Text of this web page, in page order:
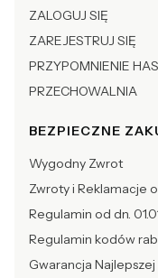
ZALOGUJ SIĘ
ZAREJESTRUJ SIĘ
PRZYPOMNIENIE
PRZECHOWALNIA
BEZPIECZNE
Wygodny Zwrot
Zwroty i Reklamacje
Regulamin od dn.
Regulamin kodów
Gwarancja